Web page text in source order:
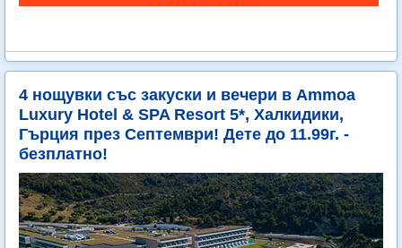
4 нощувки със закуски и вечери в Ammoa
Luxury Hotel & SPA Resort 5*, Халкидики,
Гърция през Септември! Дете до 11.99г. -
безплатно!